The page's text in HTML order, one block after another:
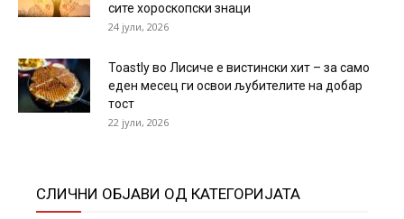
сите хороскопски знаци
24 јули, 2026
Toastly во Лисиче е вистински хит – за само
еден месец ги освои љубителите на добар
тост
22 јули, 2026
СЛИЧНИ ОБЈАВИ ОД КАТЕГОРИЈАТА